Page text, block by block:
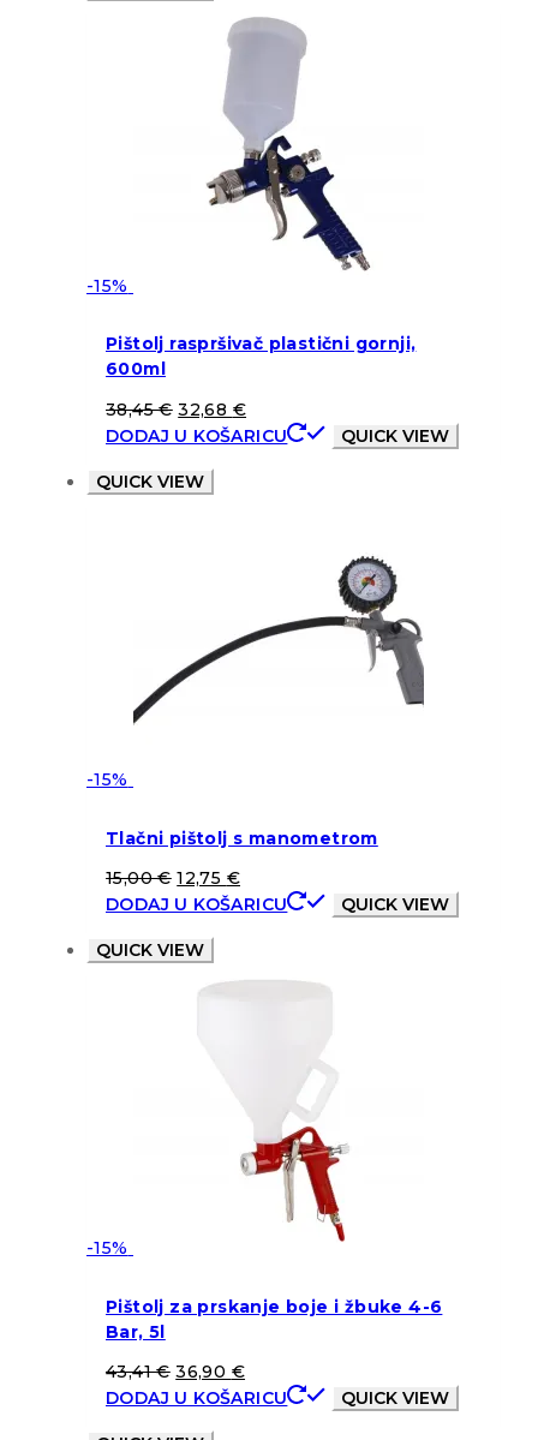
-15%
Pištolj raspršivač plastični gornji,
600ml
38,45€ 32,68 €
DODAJ U KOŠARICU
QUICK VIEW
QUICK VIEW
-15%
Tlačni pištolj s manometrom
15,00€ 12,75 €
DODAJ U KOŠARICU
QUICK VIEW
QUICK VIEW
-15%
Pištolj za prskanje boje i žbuke 4-6
Bar, 5l
43,41€ 36,90 €
DODAJ U KOŠARICU
QUICK VIEW